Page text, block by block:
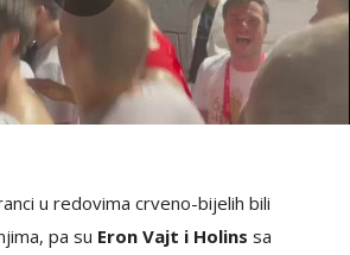
u redovima crveno-bijelih bili
pa su Eron Vajt i Holins sa